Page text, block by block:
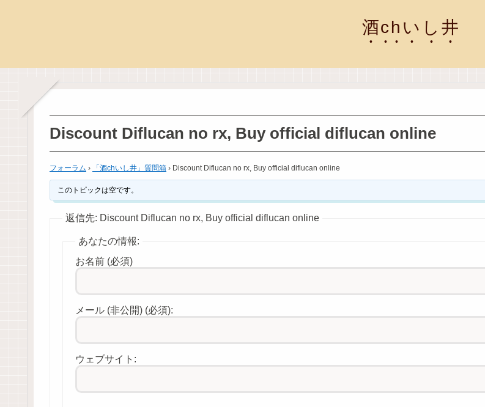
酒chいし井
Discount Diflucan no rx, Buy official diflucan online
フォーラム › 「酒chいし井」質問箱 › Discount Diflucan no rx, Buy official diflucan online
このトピックは空です。
返信先: Discount Diflucan no rx, Buy official diflucan online
あなたの情報:
お名前 (必須)
メール (非公開) (必須):
ウェブサイト: